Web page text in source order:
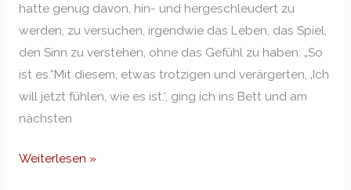
hatte genug davon, hin- und hergeschleudert zu
werden, zu versuchen, irgendwie das Leben, das Spiel,
den Sinn zu verstehen, ohne das Gefühl zu haben: „So
ist es.“Mit diesem, etwas trotzigen und verärgerten, ‚Ich
will jetzt fühlen, wie es ist.‘, ging ich ins Bett und am
nächsten
Weiterlesen »